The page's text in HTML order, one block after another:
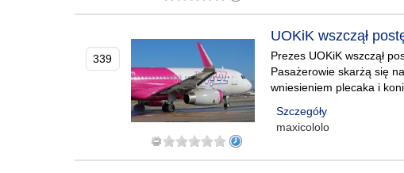
339
UOKiK wszczął
Prezes UOKiK wszczął
Pasażerowie skarżą się
wniesieniem plecaka i
Szczegóły
maxicololo